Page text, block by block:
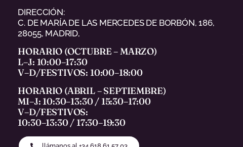
DIRECCIÓN:
C. DE MARÍA DE LAS MERCEDES DE BORBÓN, 186,
28055, MADRID,
HORARIO (OCTUBRE – MARZO)
L–J: 10:00–17:30
V–D/FESTIVOS: 10:00–18:00
HORARIO (ABRIL – SEPTIEMBRE)
MI–J: 10:30–13:30 / 15:30–17:00
V–D/FESTIVOS:
10:30–13:30 / 17:30–19:30